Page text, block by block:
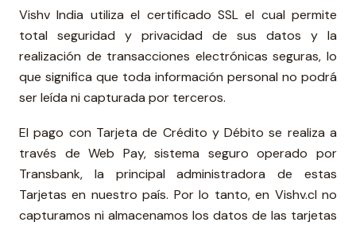
Vishv India utiliza el certificado SSL el cual permite
total seguridad y privacidad de sus datos y la
realización de transacciones electrónicas seguras, lo
que significa que toda información personal no podrá
ser leída ni capturada por terceros.
El pago con Tarjeta de Crédito y Débito se realiza a
través de Web Pay, sistema seguro operado por
Transbank, la principal administradora de estas
Tarjetas en nuestro país. Por lo tanto, en Vishv.cl no
capturamos ni almacenamos los datos de las tarjetas